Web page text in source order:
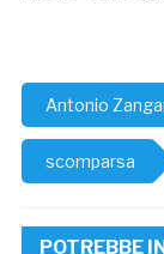
Antonio
scomparsa
POTREBBE